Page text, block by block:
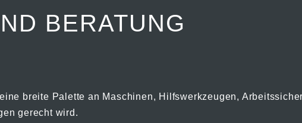
BERATUNG
breite Palette an Maschinen, Hilfswerkzeugen,
gerecht wird.